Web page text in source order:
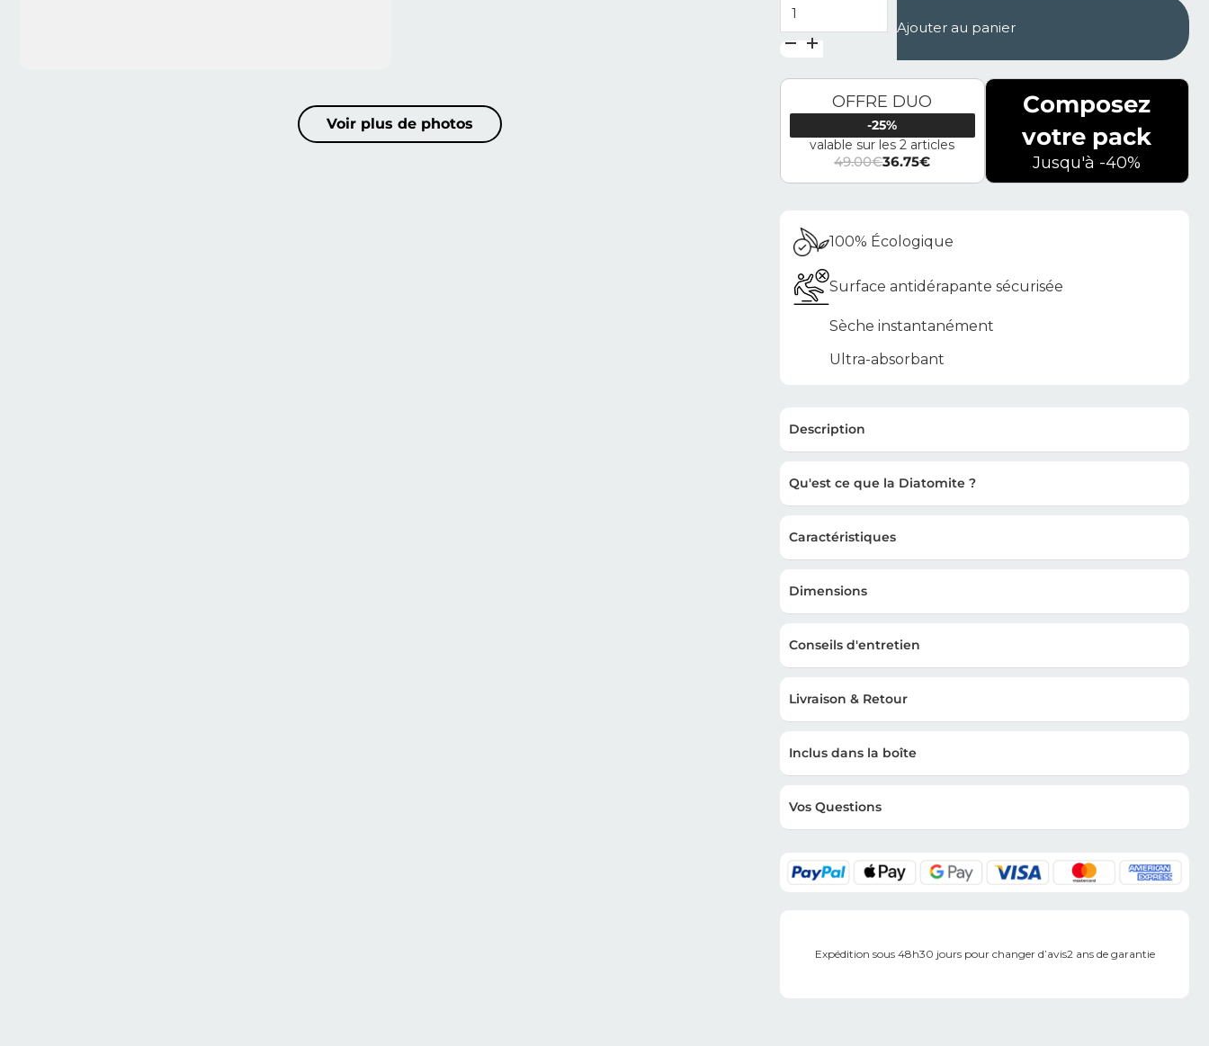
Voir plus de photos
quantité de Tapis de bain en diatomite Terra Vela
Ajouter au panier
OFFRE DUO
-25%
valable sur les 2 articles
49.00€
Le prix initial était : 49.00€.
36.75€
Le prix actuel est : 36.75€.
Composez
votre pack
Jusqu'à -40%
100% Écologique
Surface antidérapante sécurisée
Sèche instantanément
Ultra-absorbant
Description
Qu'est ce que la Diatomite ?
Caractéristiques
Dimensions
Conseils d'entretien
Livraison & Retour
Inclus dans la boîte
Vos Questions
Expédition sous 48h30 jours pour changer d’avis2 ans de garantie